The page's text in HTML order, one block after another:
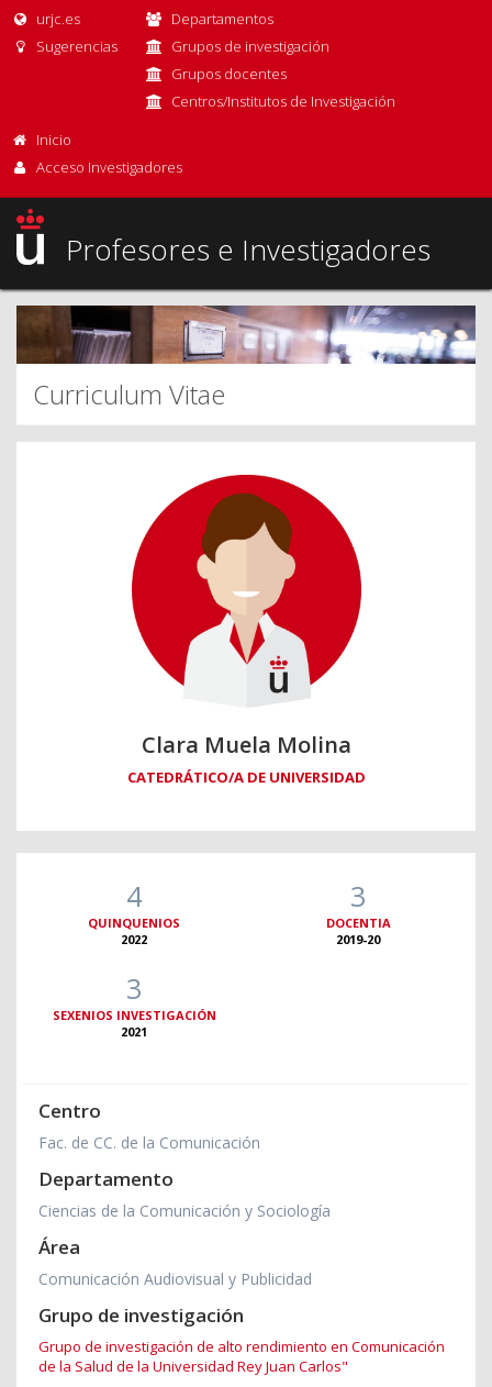
urjc.es
Sugerencias
Departamentos
Grupos de investigación
Grupos docentes
Centros/Institutos de Investigación
Inicio
Acceso Investigadores
Profesores e Investigadores
Curriculum Vitae
Clara Muela Molina
CATEDRÁTICO/A DE UNIVERSIDAD
4
QUINQUENIOS
2022
3
DOCENTIA
2019-20
3
SEXENIOS INVESTIGACIÓN
2021
Centro
Fac. de CC. de la Comunicación
Departamento
Ciencias de la Comunicación y Sociología
Área
Comunicación Audiovisual y Publicidad
Grupo de investigación
Grupo de investigación de alto rendimiento en Comunicación
de la Salud de la Universidad Rey Juan Carlos"